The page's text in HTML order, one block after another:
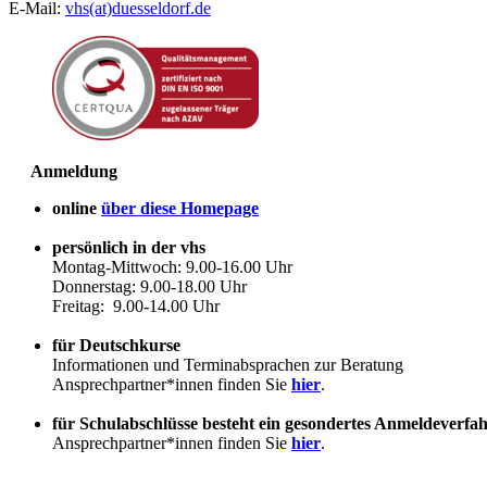
E-Mail: vhs(at)duesseldorf.de
Anmeldung
online über diese Homepage
persönlich in der vhs
Montag-Mittwoch: 9.00-16.00 Uhr
Donnerstag: 9.00-18.00 Uhr
Freitag: 9.00-14.00 Uhr
für Deutschkurse
Informationen und Terminabsprachen zur Beratung
Ansprechpartner*innen finden Sie hier.
für Schulabschlüsse besteht ein gesondertes
Ansprechpartner*innen finden Sie hier.